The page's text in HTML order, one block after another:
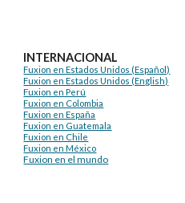
INTERNACIONAL
Fuxion en Estados Unidos (Español)
Fuxion en Estados Unidos (English)
Fuxion en Perú
Fuxion en Colombia
Fuxion en España
Fuxion en Guatemala
Fuxion en Chile
Fuxion en México
Fuxion en el mundo